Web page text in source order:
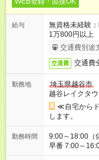
給与
無資格未経験
1万800円以上
交通費別途
交通費 交通費
勤務地
埼玉県越谷市
越谷レイクタ
≪自宅から
します。
勤務時間
9:00～18:00（休憩60分） ■ご希望が
早番 7:00～16:00 遅番
い」 「余裕を